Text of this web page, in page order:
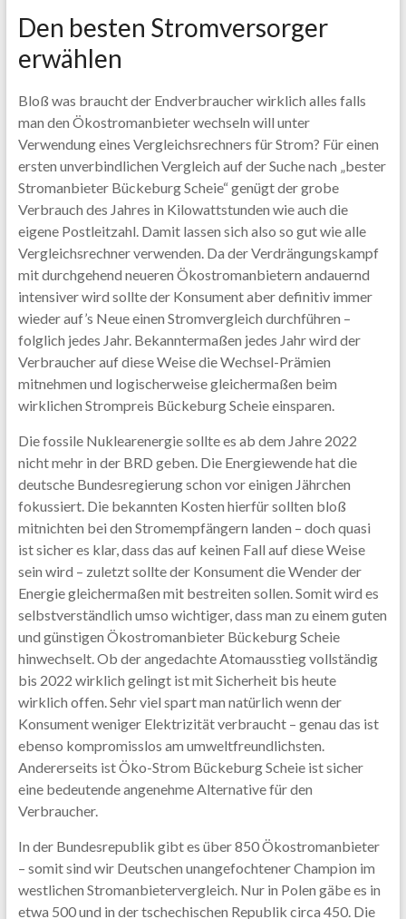
Den besten Stromversorger
erwählen
Bloß was braucht der Endverbraucher wirklich alles falls
man den Ökostromanbieter wechseln will unter
Verwendung eines Vergleichsrechners für Strom? Für einen
ersten unverbindlichen Vergleich auf der Suche nach „bester
Stromanbieter Bückeburg Scheie“ genügt der grobe
Verbrauch des Jahres in Kilowattstunden wie auch die
eigene Postleitzahl. Damit lassen sich also so gut wie alle
Vergleichsrechner verwenden. Da der Verdrängungskampf
mit durchgehend neueren Ökostromanbietern andauernd
intensiver wird sollte der Konsument aber definitiv immer
wieder auf’s Neue einen Stromvergleich durchführen –
folglich jedes Jahr. Bekanntermaßen jedes Jahr wird der
Verbraucher auf diese Weise die Wechsel-Prämien
mitnehmen und logischerweise gleichermaßen beim
wirklichen Strompreis Bückeburg Scheie einsparen.
Die fossile Nuklearenergie sollte es ab dem Jahre 2022
nicht mehr in der BRD geben. Die Energiewende hat die
deutsche Bundesregierung schon vor einigen Jährchen
fokussiert. Die bekannten Kosten hierfür sollten bloß
mitnichten bei den Stromempfängern landen – doch quasi
ist sicher es klar, dass das auf keinen Fall auf diese Weise
sein wird – zuletzt sollte der Konsument die Wender der
Energie gleichermaßen mit bestreiten sollen. Somit wird es
selbstverständlich umso wichtiger, dass man zu einem guten
und günstigen Ökostromanbieter Bückeburg Scheie
hinwechselt. Ob der angedachte Atomausstieg vollständig
bis 2022 wirklich gelingt ist mit Sicherheit bis heute
wirklich offen. Sehr viel spart man natürlich wenn der
Konsument weniger Elektrizität verbraucht – genau das ist
ebenso kompromisslos am umweltfreundlichsten.
Andererseits ist Öko-Strom Bückeburg Scheie ist sicher
eine bedeutende angenehme Alternative für den
Verbraucher.
In der Bundesrepublik gibt es über 850 Ökostromanbieter
– somit sind wir Deutschen unangefochtener Champion im
westlichen Stromanbietervergleich. Nur in Polen gäbe es in
etwa 500 und in der tschechischen Republik circa 450. Die